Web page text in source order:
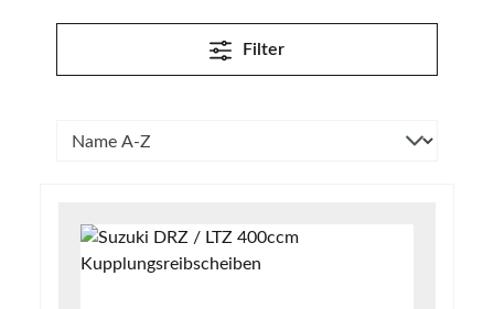
Filter